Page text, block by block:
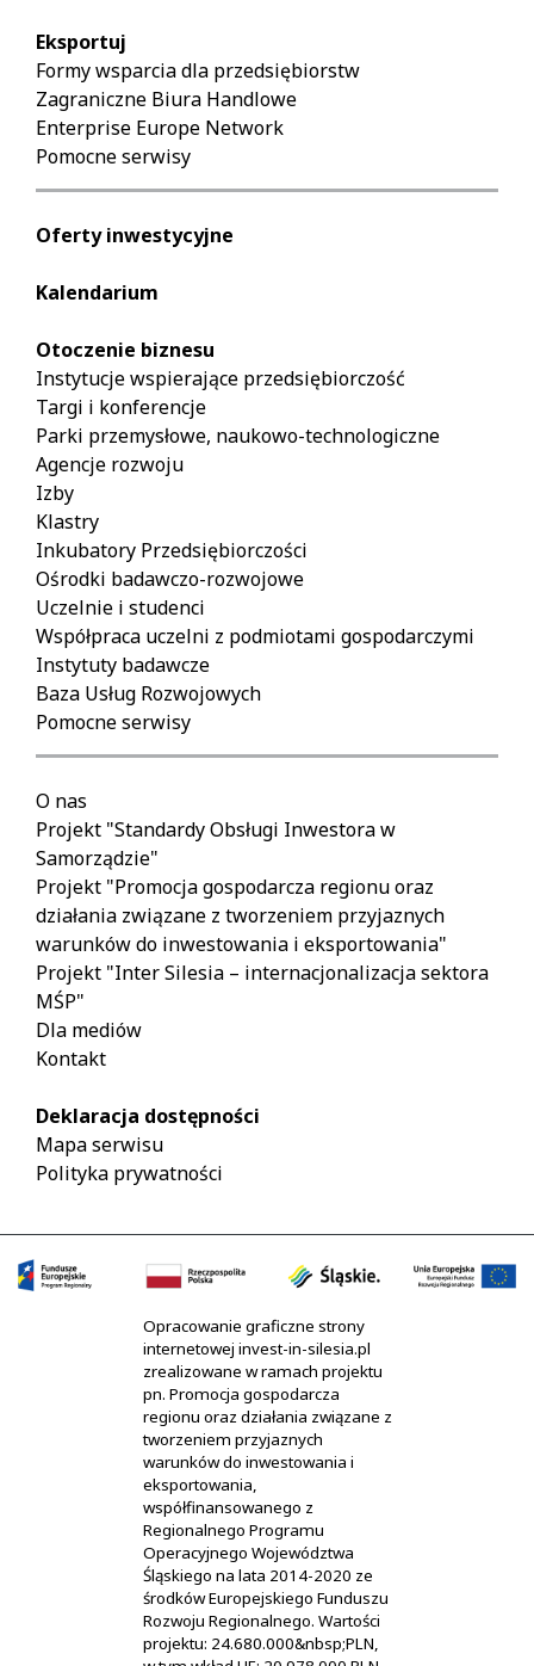
Eksportuj
Formy wsparcia dla przedsiębiorstw
Zagraniczne Biura Handlowe
Enterprise Europe Network
Pomocne serwisy
Oferty inwestycyjne
Kalendarium
Otoczenie biznesu
Instytucje wspierające przedsiębiorczość
Targi i konferencje
Parki przemysłowe, naukowo-technologiczne
Agencje rozwoju
Izby
Klastry
Inkubatory Przedsiębiorczości
Ośrodki badawczo-rozwojowe
Uczelnie i studenci
Współpraca uczelni z podmiotami gospodarczymi
Instytuty badawcze
Baza Usług Rozwojowych
Pomocne serwisy
O nas
Projekt "Standardy Obsługi Inwestora w
Samorządzie"
Projekt "Promocja gospodarcza regionu oraz
działania związane z tworzeniem przyjaznych
warunków do inwestowania i eksportowania"
Projekt "Inter Silesia – internacjonalizacja sektora
MŚP"
Dla mediów
Kontakt
Deklaracja dostępności
Mapa serwisu
Polityka prywatności
Opracowanie graficzne strony
internetowej invest-in-silesia.pl
zrealizowane w ramach projektu
pn. Promocja gospodarcza
regionu oraz działania związane z
tworzeniem przyjaznych
warunków do inwestowania i
eksportowania,
współfinansowanego z
Regionalnego Programu
Operacyjnego Województwa
Śląskiego na lata 2014-2020 ze
środków Europejskiego Funduszu
Rozwoju Regionalnego. Wartości
projektu: 24.680.000&nbsp;PLN,